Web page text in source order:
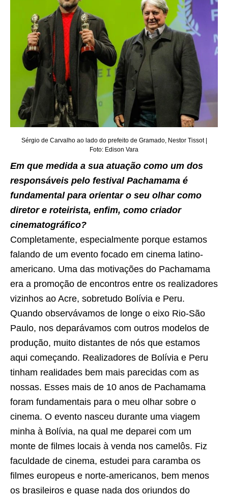
Sérgio de Carvalho ao lado do prefeito de Gramado, Nestor Tissot |
Foto: Edison Vara
Em que medida a sua atuação como um dos
responsáveis pelo festival Pachamama é
fundamental para orientar o seu olhar como
diretor e roteirista, enfim, como criador
cinematográfico?
Completamente, especialmente porque estamos
falando de um evento focado em cinema latino-
americano. Uma das motivações do Pachamama
era a promoção de encontros entre os realizadores
vizinhos ao Acre, sobretudo Bolívia e Peru.
Quando observávamos de longe o eixo Rio-São
Paulo, nos deparávamos com outros modelos de
produção, muito distantes de nós que estamos
aqui começando. Realizadores de Bolívia e Peru
tinham realidades bem mais parecidas com as
nossas. Esses mais de 10 anos de Pachamama
foram fundamentais para o meu olhar sobre o
cinema. O evento nasceu durante uma viagem
minha à Bolívia, na qual me deparei com um
monte de filmes locais à venda nos camelôs. Fiz
faculdade de cinema, estudei para caramba os
filmes europeus e norte-americanos, bem menos
os brasileiros e quase nada dos oriundos do